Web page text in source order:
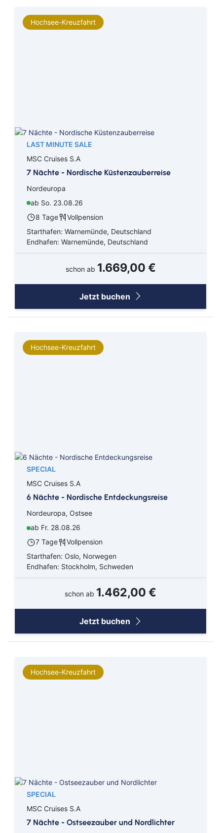
Hochsee-Kreuzfahrt
LAST MINUTE SALE
MSC Cruises S.A
7 Nächte - Nordische Küstenzauberreise
Nordeuropa
ab So. 23.08.26
8 Tage
Vollpension
Starthafen: Warnemünde, Deutschland
Endhafen: Warnemünde, Deutschland
schon ab 1.669,00 €
Jetzt buchen
Hochsee-Kreuzfahrt
SPECIAL
MSC Cruises S.A
6 Nächte - Nordische Entdeckungsreise
Nordeuropa, Ostsee
ab Fr. 28.08.26
7 Tage
Vollpension
Starthafen: Oslo, Norwegen
Endhafen: Stockholm, Schweden
schon ab 1.462,00 €
Jetzt buchen
Hochsee-Kreuzfahrt
SPECIAL
MSC Cruises S.A
7 Nächte - Ostseezauber und Nordlichter